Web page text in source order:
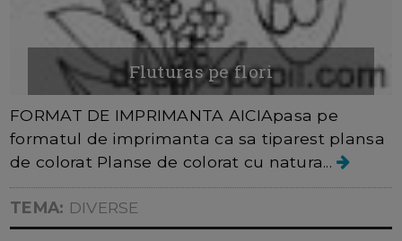
Fluturas pe flori
FORMAT DE IMPRIMANTA AICIApasa pe
formatul de imprimanta ca sa tiparest plansa
de colorat Planse de colorat cu natura...
TEMA: DIVERSE